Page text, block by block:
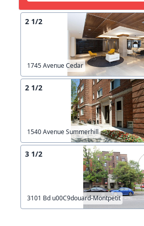
2 1/2
1745 Avenue Cedar
2 1/2
1540 Avenue Summerhill
3 1/2
3101 Bd u00C9douard-Montpetit